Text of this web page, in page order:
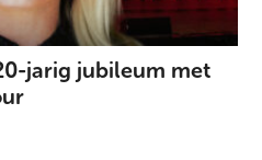
jarig jubileum met